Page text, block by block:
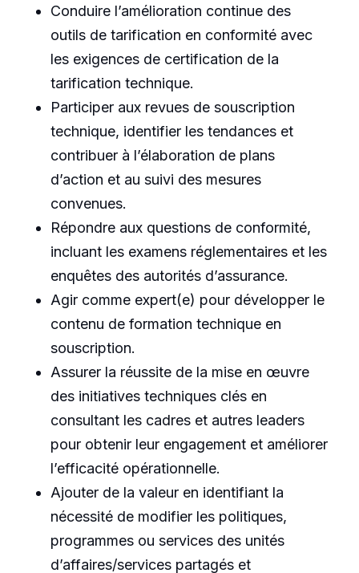
Conduire l’amélioration continue des
outils de tarification en conformité avec
les exigences de certification de la
tarification technique.
Participer aux revues de souscription
technique, identifier les tendances et
contribuer à l’élaboration de plans
d’action et au suivi des mesures
convenues.
Répondre aux questions de conformité,
incluant les examens réglementaires et les
enquêtes des autorités d’assurance.
Agir comme expert(e) pour développer le
contenu de formation technique en
souscription.
Assurer la réussite de la mise en œuvre
des initiatives techniques clés en
consultant les cadres et autres leaders
pour obtenir leur engagement et améliorer
l’efficacité opérationnelle.
Ajouter de la valeur en identifiant la
nécessité de modifier les politiques,
programmes ou services des unités
d’affaires/services partagés et